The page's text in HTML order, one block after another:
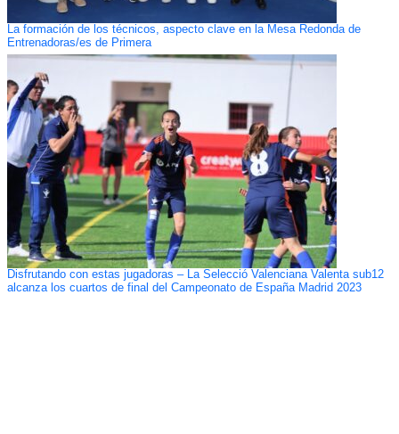
La formación de los técnicos, aspecto clave en la Mesa Redonda de
Entrenadoras/es de Primera
Disfrutando con estas jugadoras – La Selecció Valenciana Valenta sub12
alcanza los cuartos de final del Campeonato de España Madrid 2023